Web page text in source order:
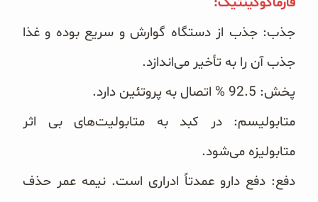
جذب: جذب از دستگاه گوارش و سریع بوده و غذا
جذب آن را به تأخیر می‌اندازد.
پخش: 92.5 % اتصال به پروتئین دارد.
متابولیسم: در کبد به متابولیت‌های بی اثر
متابولیزه می‌شود.
دفع: دفع دارو عمدتاً ادراری است. نیمه عمر حذف